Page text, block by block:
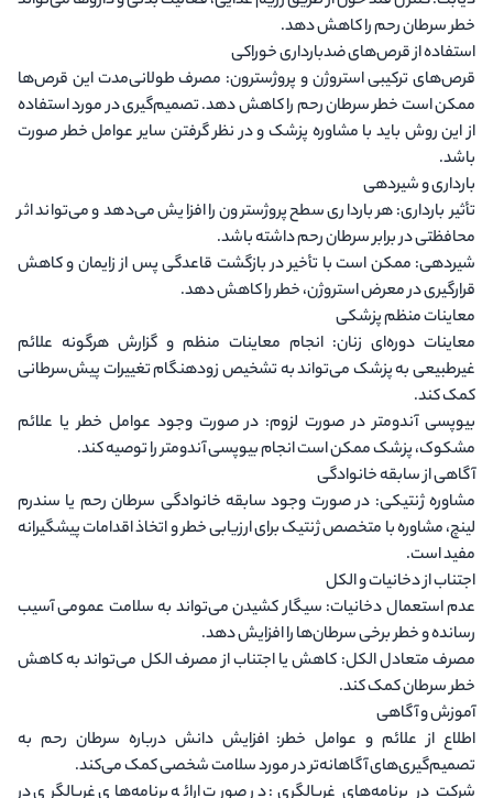
خطر سرطان رحم را کاهش دهد.
استفاده از قرص‌های ضدبارداری خوراکی
قرص‌های ترکیبی استروژن و پروژسترون: مصرف طولانی‌مدت این قرص‌ها
ممکن است خطر سرطان رحم را کاهش دهد. تصمیم‌گیری در مورد استفاده
از این روش باید با مشاوره پزشک و در نظر گرفتن سایر عوامل خطر صورت
باشد.
بارداری و شیردهی
تأثیر بارداری: هر بارداری سطح پروژسترون را افزایش می‌دهد و می‌تواند اثر
محافظتی در برابر سرطان رحم داشته باشد.
شیردهی: ممکن است با تأخیر در بازگشت قاعدگی پس از زایمان و کاهش
قرارگیری در معرض استروژن، خطر را کاهش دهد.
معاینات منظم پزشکی
معاینات دوره‌ای زنان: انجام معاینات منظم و گزارش هرگونه علائم
غیرطبیعی به پزشک می‌تواند به تشخیص زودهنگام تغییرات پیش‌سرطانی
کمک کند.
بیوپسی آندومتر در صورت لزوم: در صورت وجود عوامل خطر یا علائم
مشکوک، پزشک ممکن است انجام بیوپسی آندومتر را توصیه کند.
آگاهی از سابقه خانوادگی
مشاوره ژنتیکی: در صورت وجود سابقه خانوادگی سرطان رحم یا سندرم
لینچ، مشاوره با متخصص ژنتیک برای ارزیابی خطر و اتخاذ اقدامات پیشگیرانه
مفید است.
اجتناب از دخانیات و الکل
عدم استعمال دخانیات: سیگار کشیدن می‌تواند به سلامت عمومی آسیب
رسانده و خطر برخی سرطان‌ها را افزایش دهد.
مصرف متعادل الکل: کاهش یا اجتناب از مصرف الکل می‌تواند به کاهش
خطر سرطان کمک کند.
آموزش و آگاهی
اطلاع از علائم و عوامل خطر: افزایش دانش درباره سرطان رحم به
تصمیم‌گیری‌های آگاهانه‌تر در مورد سلامت شخصی کمک می‌کند.